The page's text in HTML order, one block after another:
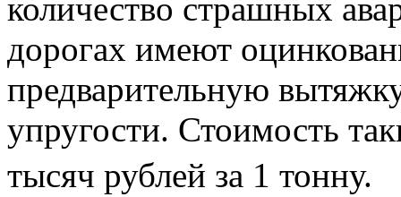
количество страшных
дорогах имеют
предварительную
упругости. Стоимость
тысяч рублей за 1